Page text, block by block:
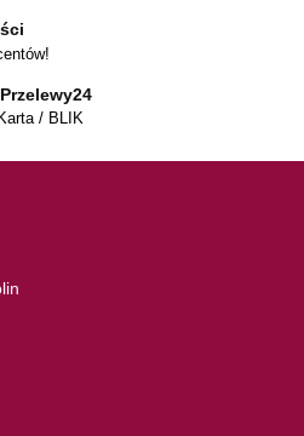
/ BLIK